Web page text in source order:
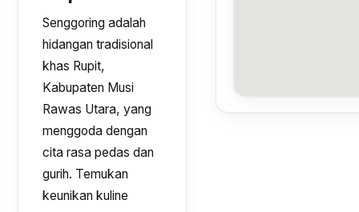
Senggoring adalah
hidangan tradisional
khas Rupit,
Kabupaten Musi
Rawas Utara, yang
menggoda dengan
cita rasa pedas dan
gurih. Temukan
keunikan kuline